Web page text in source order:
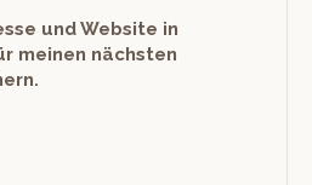
und Website in
meinen nächsten